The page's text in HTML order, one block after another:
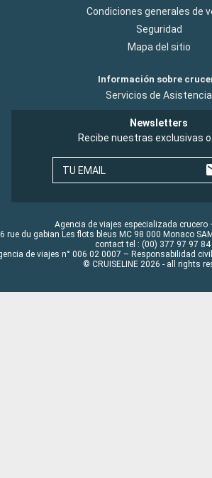
Condiciones generales de
Seguridad
Mapa del sitio
Información sobre
Servicios de Asistencia
Newsletters
Recibe nuestras exclusivas
TU EMAIL
Agencia de viajes especializada crucero
rue du gabian Les flots bleus MC 98 000 Monaco
contact tel : (00) 377 97 97 84
de viajes n° 006 02 0007 – Responsabilidad
© CRUISELINE 2026 - all rights